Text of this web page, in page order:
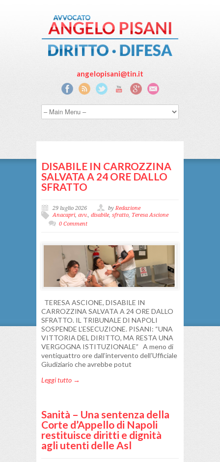
angelopisani@tin.it
DISABILE IN CARROZZINA
SALVATA A 24 ORE DALLO
SFRATTO
29 luglio 2026 byRedazione
Anacapri, avv., disabile, sfratto, Teresa Ascione
0 Comment
TERESA ASCIONE, DISABILE IN
CARROZZINA SALVATA A 24 ORE DALLO
SFRATTO. IL TRIBUNALE DI NAPOLI
SOSPENDE L’ESECUZIONE. PISANI: “UNA
VITTORIA DEL DIRITTO, MA RESTA UNA
VERGOGNA ISTITUZIONALE” A meno di
ventiquattro ore dall’intervento dell’Ufficiale
Giudiziario che avrebbe potut
Leggi tutto →
Sanità – Una sentenza della
Corte d’Appello di Napoli
restituisce diritti e dignità
agli utenti delle Asl